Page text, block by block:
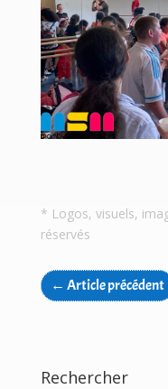
* Logos, visuels,
réservés
← Article précédent
Rechercher